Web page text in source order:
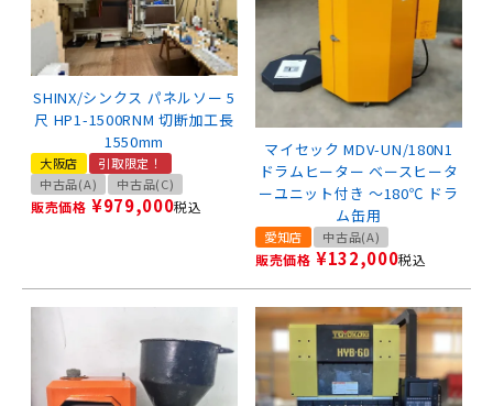
SHINX/シンクス パネルソー 5
尺 HP1-1500RNM 切断加工長
1550mm
大阪店
引取限定！
中古品(A)
中古品(C)
販売価格 ¥979,000税込
マイセック MDV-UN/180N1
ドラムヒーター ベースヒータ
ーユニット付き ～180℃ ドラ
ム缶用
愛知店 中古品(A)
販売価格 ¥132,000税込